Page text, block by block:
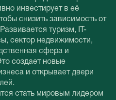
инвестирует в её
снизить зависимость от
туризм, IT-
сектор недвижимости,
сфера и
создает новые
и открывает двери
стать мировым лидером